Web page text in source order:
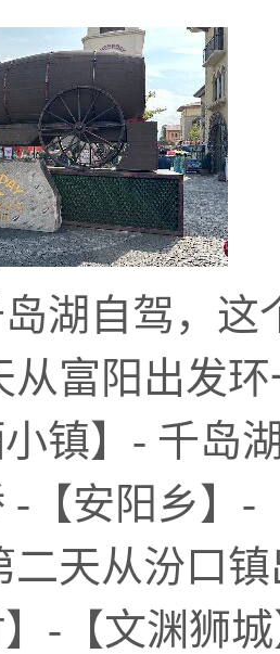
湖自驾，这
从富阳出发
镇】- 千岛
-【安阳乡】
二天从汾口
】-【文渊狮